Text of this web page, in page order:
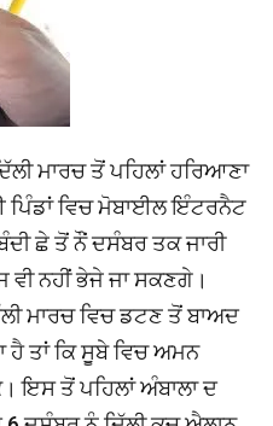
ਮਾਰਚ ਤੋਂ ਪਹਿਲਾਂ ਹਰਿਆਣਾ
ਪਿੰਡਾਂ ਵਿਚ ਮੋਬਾਈਲ ਇੰਟਰਨੈਟ
ਛੇ ਤੋਂ ਨੌਂ ਦਸੰਬਰ ਤਕ ਜਾਰੀ
ਨਹੀਂ ਭੇਜੇ ਜਾ ਸਕਣਗੇ।
ਮਾਰਚ ਵਿਚ ਡਟਣ ਤੋਂ ਬਾਅਦ
ਹੈ ਤਾਂ ਕਿ ਸੂੁਬੇ ਵਿਚ ਅਮਨ
ਇਸ ਤੋਂ ਪਹਿਲਾਂ ਅੰਬਾਲਾ ਦ